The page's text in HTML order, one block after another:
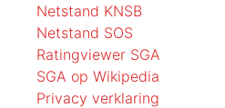
Netstand KNSB
Netstand SOS
Ratingviewer SGA
SGA op Wikipedia
Privacy verklaring